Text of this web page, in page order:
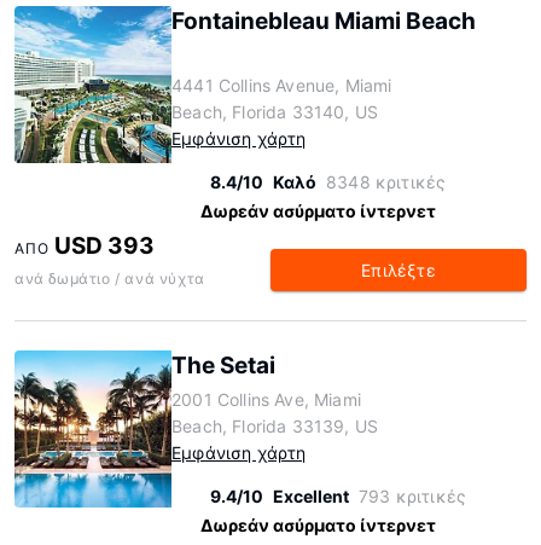
Fontainebleau Miami Beach
4441 Collins Avenue, Miami
Beach, Florida 33140, US
Εμφάνιση χάρτη
8.4/10 Καλό 8348 κριτικές
Δωρεάν ασύρματο ίντερνετ
ΑΠΌ USD 393
ανά δωμάτιο / ανά νύχτα Επιλέξτε
The Setai
2001 Collins Ave, Miami
Beach, Florida 33139, US
Εμφάνιση χάρτη
9.4/10 Excellent 793 κριτικές
Δωρεάν ασύρματο ίντερνετ